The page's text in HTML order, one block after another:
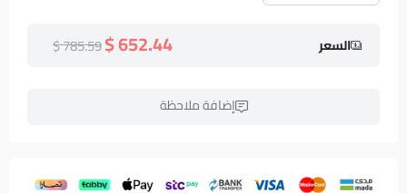
السعر 652.44 $
785.59 $
إضافة ملاحظة